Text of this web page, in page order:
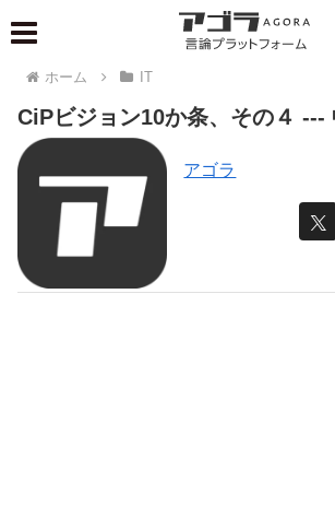
ホーム IT
CiPビジョン10か条、その４ ---
アゴラ